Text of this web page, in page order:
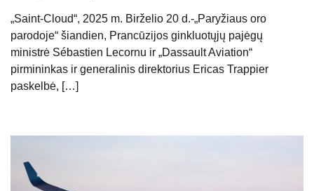
„Saint-Cloud“, 2025 m. Birželio 20 d.-„Paryžiaus oro
parodoje“ šiandien, Prancūzijos ginkluotųjų pajėgų
ministrė Sébastien Lecornu ir „Dassault Aviation“
pirmininkas ir generalinis direktorius Ericas Trappier
paskelbė, […]